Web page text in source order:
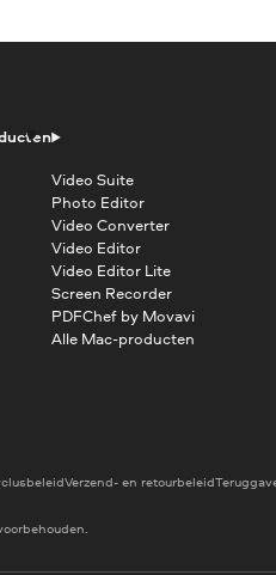
Video Suite
Photo Editor
Video Converter
Video Editor
Video Editor Lite
Screen Recorder
PDFChef by Movavi
Alle Mac-producten
Verzend- en retourbeleid